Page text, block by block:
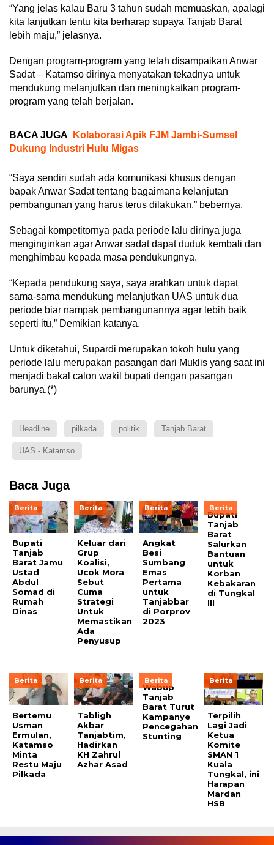
“Yang jelas kalau Baru 3 tahun sudah memuaskan, apalagi
kita lanjutkan tentu kita berharap supaya Tanjab Barat
lebih maju,” jelasnya.
Dengan program-program yang telah disampaikan Anwar
Sadat – Katamso dirinya menyatakan tekadnya untuk
mendukung melanjutkan dan meningkatkan program-
program yang telah berjalan.
BACA JUGA
Kolaborasi Apik FJM Jambi-Sumsel
Dukung Industri Hulu Migas
“Saya sendiri sudah ada komunikasi khusus dengan
bapak Anwar Sadat tentang bagaimana kelanjutan
pembangunan yang harus terus dilakukan,” bebernya.
Sebagai kompetitornya pada periode lalu dirinya juga
menginginkan agar Anwar sadat dapat duduk kembali dan
menghimbau kepada masa pendukungnya.
“Kepada pendukung saya, saya arahkan untuk dapat
sama-sama mendukung melanjutkan UAS untuk dua
periode biar nampak pembangunannya agar lebih baik
seperti itu,” Demikian katanya.
Untuk diketahui, Supardi merupakan tokoh hulu yang
periode lalu merupakan pasangan dari Muklis yang saat ini
menjadi bakal calon wakil bupati dengan pasangan
barunya.(*)
Headline pilkada politik Tanjab Barat
UAS - Katamso
Baca Juga
Berita
Bupati
Tanjab
Barat Jamu
Ustad
Abdul
Somad di
Rumah
Dinas
Berita
Keluar dari
Grup
Koalisi,
Ucok Mora
Sebut
Cuma
Strategi
Untuk
Memastikan
Ada
Penyusup
Berita
Angkat
Besi
Sumbang
Emas
Pertama
untuk
Tanjabbar
di Porprov
2023
Berita
Bupati
Tanjab
Barat
Salurkan
Bantuan
untuk
Korban
Kebakaran
di Tungkal
III
Berita
Bertemu
Usman
Ermulan,
Katamso
Minta
Restu Maju
Pilkada
Berita
Tabligh
Akbar
Tanjabtim,
Hadirkan
KH Zahrul
Azhar Asad
Berita
Wabup
Tanjab
Barat Turut
Kampanye
Pencegahan
Stunting
Berita
Terpilih
Lagi Jadi
Ketua
Komite
SMAN 1
Kuala
Tungkal, ini
Harapan
Mardan
HSB